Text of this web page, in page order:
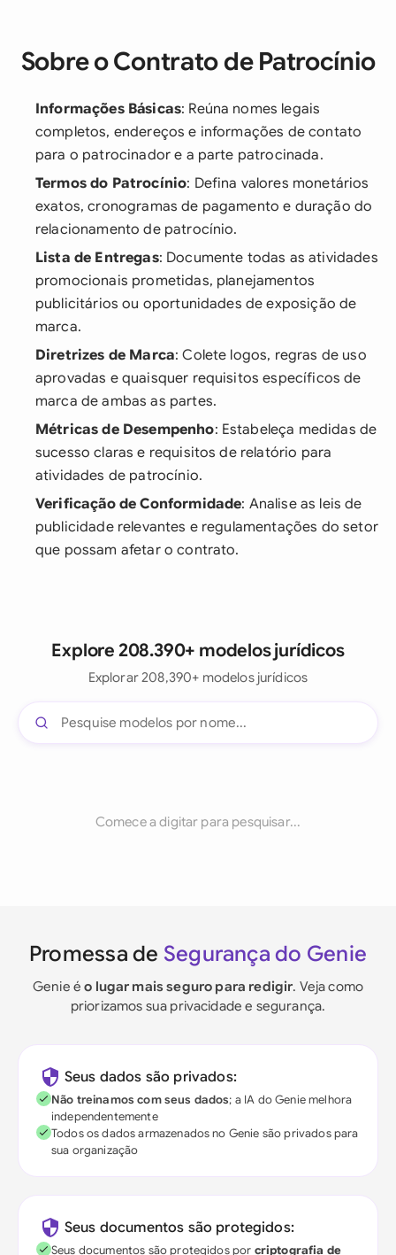
Sobre o Contrato de Patrocínio
Informações Básicas: Reúna nomes legais
completos, endereços e informações de contato
para o patrocinador e a parte patrocinada.
Termos do Patrocínio: Defina valores monetários
exatos, cronogramas de pagamento e duração do
relacionamento de patrocínio.
Lista de Entregas: Documente todas as atividades
promocionais prometidas, planejamentos
publicitários ou oportunidades de exposição de
marca.
Diretrizes de Marca: Colete logos, regras de uso
aprovadas e quaisquer requisitos específicos de
marca de ambas as partes.
Métricas de Desempenho: Estabeleça medidas de
sucesso claras e requisitos de relatório para
atividades de patrocínio.
Verificação de Conformidade: Analise as leis de
publicidade relevantes e regulamentações do setor
que possam afetar o contrato.
Explore 208.390+ modelos jurídicos
Explorar 208,390+ modelos jurídicos
Comece a digitar para pesquisar...
Promessa de Segurança do Genie
Genie éo lugar mais seguro para redigir. Veja como
priorizamos sua privacidade e segurança.
Seus dados são privados:
Não treinamos com seus dados; a IA do Genie melhora
independentemente
Todos os dados armazenados no Genie são privados para
sua organização
Seus documentos são protegidos:
Seus documentos são protegidos por criptografia de